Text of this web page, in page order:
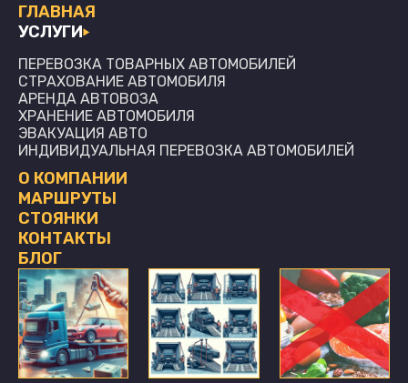
ГЛАВНАЯ
УСЛУГИ
ПЕРЕВОЗКА ТОВАРНЫХ АВТОМОБИЛЕЙ
СТРАХОВАНИЕ АВТОМОБИЛЯ
АРЕНДА АВТОВОЗА
ХРАНЕНИЕ АВТОМОБИЛЯ
ЭВАКУАЦИЯ АВТО
ИНДИВИДУАЛЬНАЯ ПЕРЕВОЗКА АВТОМОБИЛЕЙ
О КОМПАНИИ
МАРШРУТЫ
СТОЯНКИ
КОНТАКТЫ
БЛОГ